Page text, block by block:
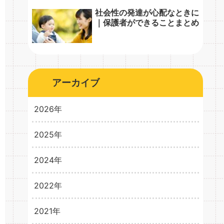
社会性の発達が心配なときに
｜保護者ができることまとめ
アーカイブ
2026年
2026年3月
2025年
2025年10月
2025年8月
2024年
2024年10月
2024年5月
2022年
2022年2月
2021年